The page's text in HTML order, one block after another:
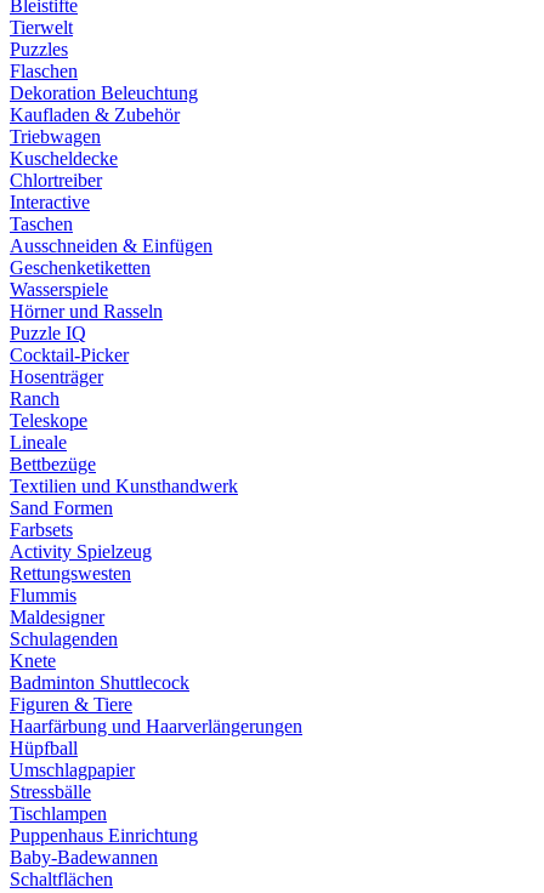
Bleistifte
Tierwelt
Puzzles
Flaschen
Dekoration Beleuchtung
Kaufladen & Zubehör
Triebwagen
Kuscheldecke
Chlortreiber
Interactive
Taschen
Ausschneiden & Einfügen
Geschenketiketten
Wasserspiele
Hörner und Rasseln
Puzzle IQ
Cocktail-Picker
Hosenträger
Ranch
Teleskope
Lineale
Bettbezüge
Textilien und Kunsthandwerk
Sand Formen
Farbsets
Activity Spielzeug
Rettungswesten
Flummis
Maldesigner
Schulagenden
Knete
Badminton Shuttlecock
Figuren & Tiere
Haarfärbung und Haarverlängerungen
Hüpfball
Umschlagpapier
Stressbälle
Tischlampen
Puppenhaus Einrichtung
Baby-Badewannen
Schaltflächen